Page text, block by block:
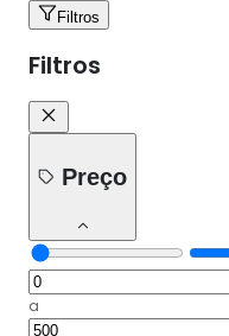
Filtros
Filtros
Preço
a